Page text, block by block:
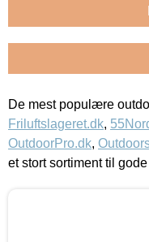
De mest populære
Friluftslageret.dk,
OutdoorPro.dk,
et stort sortiment til